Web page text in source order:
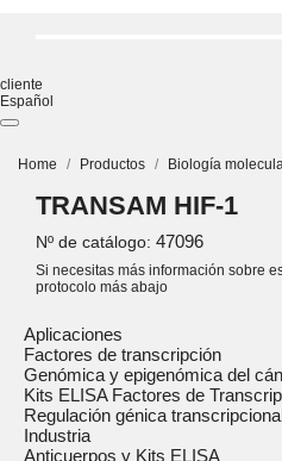
cliente
Español
Home Productos Biología
TRANSAM HIF-1
Nº de catálogo: 47096
Si necesitas más información sobre
protocolo más abajo
Aplicaciones
Factores de transcripción
Genómica y epigenómica del
Kits ELISA Factores de
Regulación génica
Industria
Anticuerpos y Kits ELISA